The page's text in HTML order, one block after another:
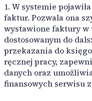
ARTWIN Inteligencja
Rozwiązania oparte na
Wykorzystaj moc AI,
automatyzują rutynowe
Myjnia samochodowa
Kompleksowe mycie
1. W systemie
faktur. Pozwala ona
wystawione faktury
dostosowanym do
przekazania do
ręcznej pracy,
danych oraz
finansowych serwisu